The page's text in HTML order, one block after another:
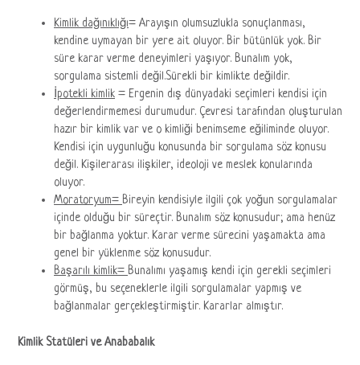
Kimlik dağınıklığı= Arayışın olumsuzlukla sonuçlanması,
kendine uymayan bir yere ait oluyor. Bir bütünlük yok. Bir
süre karar verme deneyimleri yaşıyor. Bunalım yok,
sorgulama sistemli değil.Sürekli bir kimlikte değildir.
İpotekli kimlik = Ergenin dış dünyadaki seçimleri kendisi için
değerlendirmemesi durumudur. Çevresi tarafından oluşturulan
hazır bir kimlik var ve o kimliği benimseme eğiliminde oluyor.
Kendisi için uygunluğu konusunda bir sorgulama söz konusu
değil. Kişilerarası ilişkiler, ideoloji ve meslek konularında
oluyor.
Moratoryum= Bireyin kendisiyle ilgili çok yoğun sorgulamalar
içinde olduğu bir süreçtir. Bunalım söz konusudur; ama henüz
bir bağlanma yoktur. Karar verme sürecini yaşamakta ama
genel bir yüklenme söz konusudur.
Başarılı kimlik= Bunalımı yaşamış kendi için gerekli seçimleri
görmüş, bu seçeneklerle ilgili sorgulamalar yapmış ve
bağlanmalar gerçekleştirmiştir. Kararlar almıştır.
Kimlik Statüleri ve Anababalık